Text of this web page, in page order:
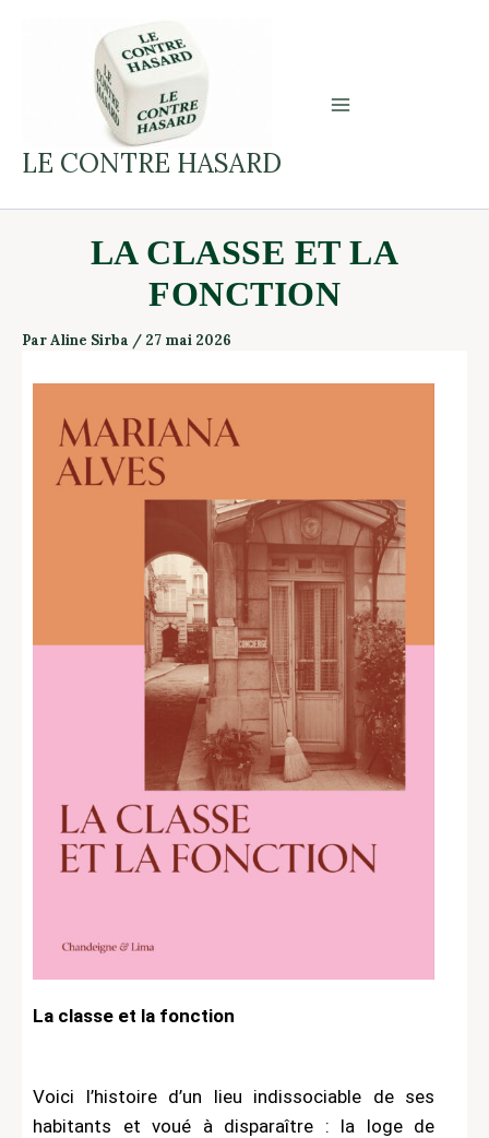
LE CONTRE HASARD
LA CLASSE ET LA
FONCTION
ParAline Sirba / 27 mai 2026
La classe et la fonction
Voici l’histoire d’un lieu indissociable de ses
habitants et voué à disparaître : la loge de